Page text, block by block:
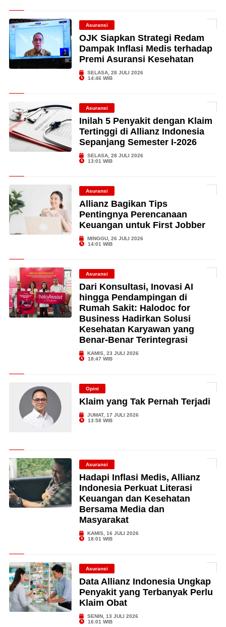
Asuransi
OJK Siapkan Strategi Redam
Dampak Inflasi Medis terhadap
Premi Asuransi Kesehatan
SELASA, 28 JULI 2026
14:46 WIB
Asuransi
Inilah 5 Penyakit dengan Klaim
Tertinggi di Allianz Indonesia
Sepanjang Semester I-2026
SELASA, 28 JULI 2026
13:01 WIB
Asuransi
Allianz Bagikan Tips
Pentingnya Perencanaan
Keuangan untuk First Jobber
MINGGU, 26 JULI 2026
14:01 WIB
Asuransi
Dari Konsultasi, Inovasi AI
hingga Pendampingan di
Rumah Sakit: Halodoc for
Business Hadirkan Solusi
Kesehatan Karyawan yang
Benar-Benar Terintegrasi
KAMIS, 23 JULI 2026
18:47 WIB
Opini
Klaim yang Tak Pernah Terjadi
JUMAT, 17 JULI 2026
13:58 WIB
Asuransi
Hadapi Inflasi Medis, Allianz
Indonesia Perkuat Literasi
Keuangan dan Kesehatan
Bersama Media dan
Masyarakat
KAMIS, 16 JULI 2026
18:01 WIB
Asuransi
Data Allianz Indonesia Ungkap
Penyakit yang Terbanyak Perlu
Klaim Obat
SENIN, 13 JULI 2026
16:01 WIB